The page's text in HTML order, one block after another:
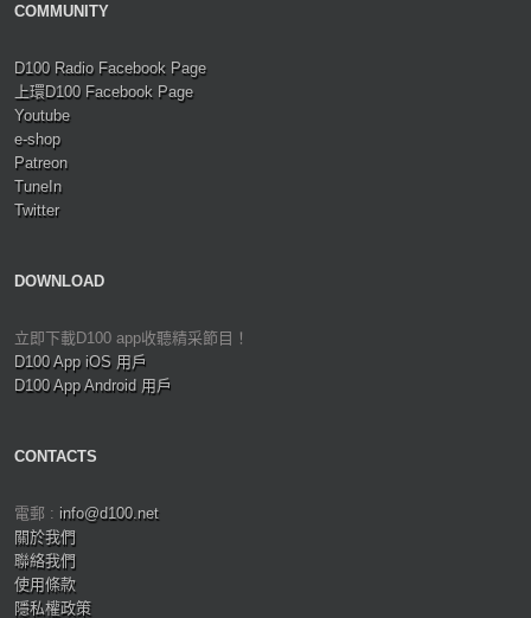
COMMUNITY
D100 Radio Facebook Page
上環D100 Facebook Page
Youtube
e-shop
Patreon
TuneIn
Twitter
DOWNLOAD
立即下載D100 app收聽精采節目！
D100 App iOS 用戶
D100 App Android 用戶
CONTACTS
電郵 : info@d100.net
關於我們
聯絡我們
使用條款
隱私權政策